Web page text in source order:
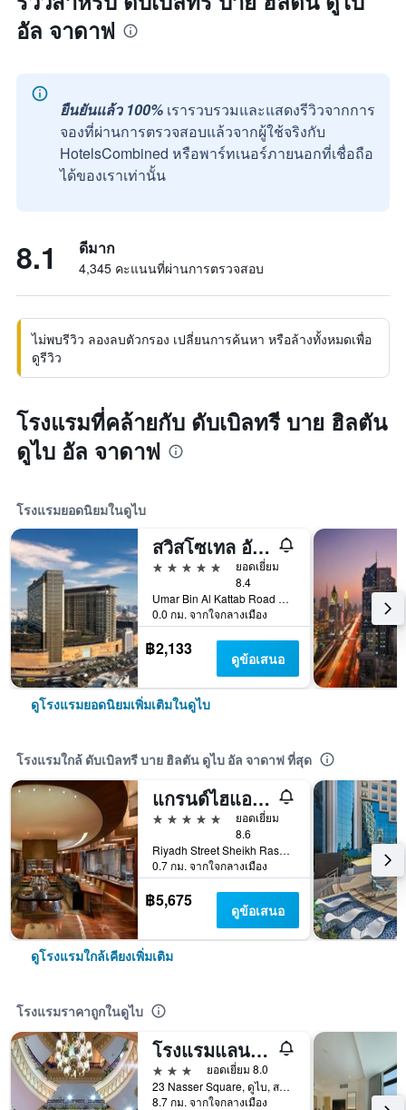
อัล จาดาฟ
ยืนยันแล้ว 100% เรารวบรวมและแสดงรีวิวจากการ
จองที่ผ่านการตรวจสอบแล้วจากผู้ใช้จริงกับ
HotelsCombined หรือพาร์ทเนอร์ภายนอกที่เชื่อถือ
ได้ของเราเท่านั้น
8.1 ดีมาก
4,345 คะแนนที่ผ่านการตรวจสอบ
ไม่พบรีวิว ลองลบตัวกรอง เปลี่ยนการค้นหา หรือล้างทั้งหมดเพื่อ
ดูรีวิว
โรงแรมที่คล้ายกับ ดับเบิลทรี บาย ฮิลตัน
ดูไบ อัล จาดาฟ
โรงแรมยอดนิยมในดูไบ
สวิสโซเทล อัล กูห์แร
5 ดาว
ยอดเยี่ยม
8.4
Umar Bin Al Kattab Road 42933166, 42933166, ดูไบ, สหรัฐอาหรับเอมิเรตส์
0.0 กม. จากใจกลางเมือง
฿2,133 ดูข้อเสนอ
ดูโรงแรมยอดนิยมเพิ่มเติมในดูไบ
โรงแรมใกล้ ดับเบิลทรี บาย ฮิลตัน ดูไบ อัล จาดาฟ ที่สุด
แกรนด์ไฮแอท ดูไบ
5 ดาว
ยอดเยี่ยม
8.6
Riyadh Street Sheikh Rashid Road Po Box 7978, ดูไบ, สหรัฐอาหรับเอมิเรตส์
0.7 กม. จากใจกลางเมือง
฿5,675 ดูข้อเสนอ
ดูโรงแรมใกล้เคียงเพิ่มเติม
โรงแรมราคาถูกในดูไบ
โรงแรมแลนด์มาร์ค พลาซ่า
3 ดาว
ยอดเยี่ยม 8.0
23 Nasser Square, ดูไบ, สหรัฐอาหรับเอมิเรตส์
8.7 กม. จากใจกลางเมือง